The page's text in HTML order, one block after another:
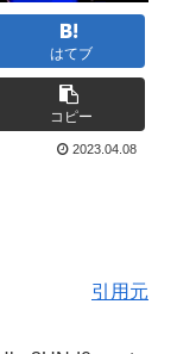
はてブ
コピー
2023.04.08
引用元